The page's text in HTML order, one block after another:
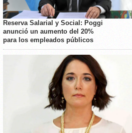
Reserva Salarial y Social: Poggi
anunció un aumento del 20%
para los empleados públicos